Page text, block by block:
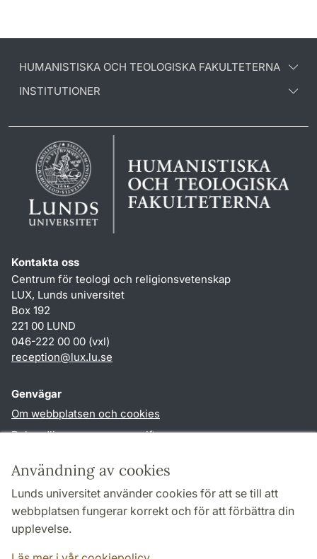
Användning av cookies
Lunds universitet använder cookies för att se till att
webbplatsen fungerar korrekt och för att förbättra din
upplevelse.
HUMANISTISKA OCH TEOLOGISKA FAKULTETERNA
INSTITUTIONER
Kontakta oss
Centrum för teologi och religionsvetenskap
LUX, Lunds universitet
Box 192
221 00 LUND
046-222 00 00 (vxl)
reception@lux.lu.se
Genvägar
Om webbplatsen och cookies
Behandling av personuppgifter
TYPO3-login
Följ oss i sociala medier